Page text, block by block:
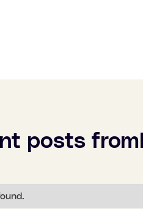
posts from